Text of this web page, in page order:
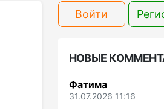
Войти
НОВЫЕ
Фатима
31.07.2026 11:16